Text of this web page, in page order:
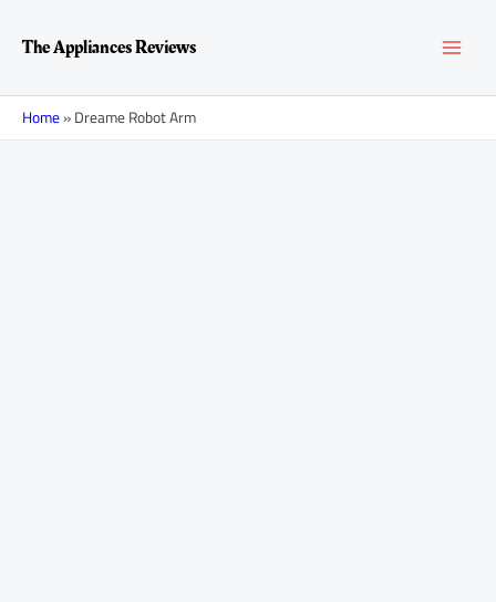
содержимому
The Appliances Reviews
Home»Dreame Robot Arm